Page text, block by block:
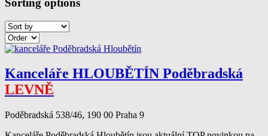
Sorting options
Kanceláře HLOUBĚTÍN Poděbradská
LEVNĚ
Poděbradská 538/46, 190 00 Praha 9